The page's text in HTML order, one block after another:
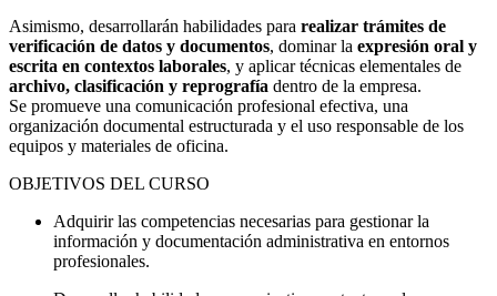
Asimismo, desarrollarán habilidades para realizar trámites de
verificación de datos y documentos, dominar la expresión oral y
escrita en contextos laborales, y aplicar técnicas elementales de
archivo, clasificación y reprografía dentro de la empresa.
Se promueve una comunicación profesional efectiva, una
organización documental estructurada y el uso responsable de los
equipos y materiales de oficina.
OBJETIVOS DEL CURSO
Adquirir las competencias necesarias para gestionar la
información y documentación administrativa en entornos
profesionales.